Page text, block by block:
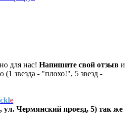
для нас! Напишите свой отзыв и
звезда - "плохо!", 5 звезд -
e
ул. Чермянский проезд, 5) так же